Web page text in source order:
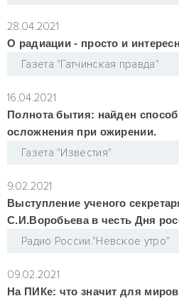
28.04.2021
О радиации - просто и
Газета "Гатчинская правда"
16.04.2021
Полнота бытия: найден
осложнения при ожирении.
Газета "Известия"
9.02.2021
Выступление ученого
С.И.Воробьева в честь Дня
Радио России."Невское утро"
09.02.2021
На ПИКе: что значит для